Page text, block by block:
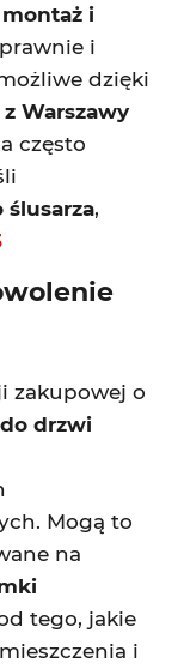
montaż i
i
dzięki
Warszawy
często
ślusarza,
zakupowej o
drzwi
Mogą to
na
tego, jakie
i